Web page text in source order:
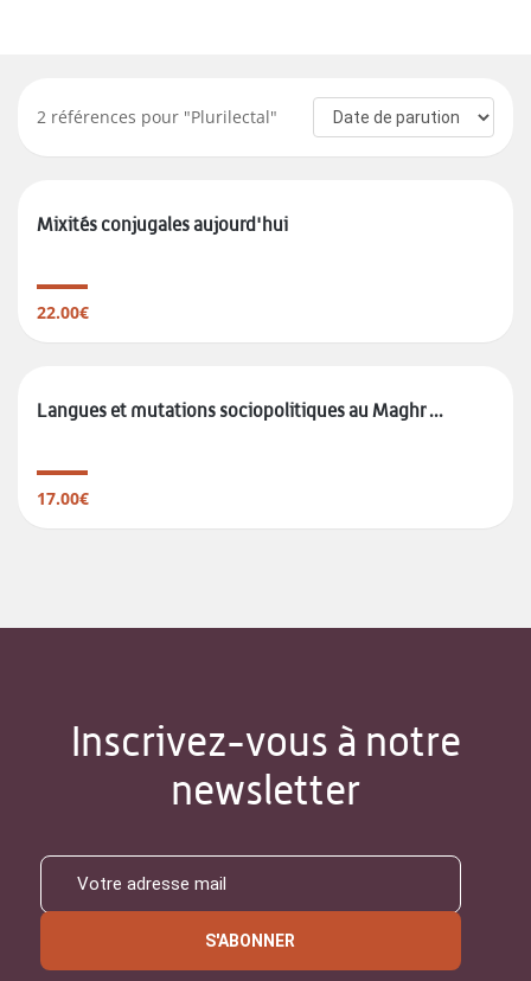
2 références pour "Plurilectal"
Mixités conjugales aujourd'hui
22.00€
Langues et mutations sociopolitiques au Maghr ...
17.00€
Inscrivez-vous à notre
newsletter
S'ABONNER